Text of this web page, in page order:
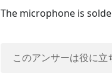
The microphone is
このアンサーは役に立